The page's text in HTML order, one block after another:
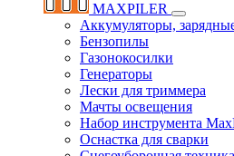
MAXPILER
Аккумуляторы,
Бензопилы
Газонокосилки
Генераторы
Лески для триммера
Мачты освещения
Набор инструмента
Оснастка для сварки